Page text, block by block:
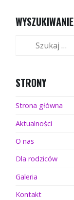
WYSZUKIWANIE
STRONY
Strona główna
Aktualności
O nas
Dla rodziców
Galeria
Kontakt